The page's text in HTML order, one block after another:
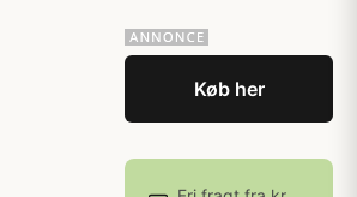
Køb her